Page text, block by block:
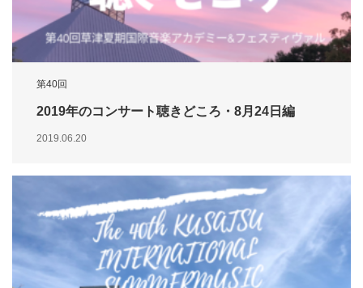
第40回
2019年のコンサート聴きどころ・8月24日編
2019.06.20